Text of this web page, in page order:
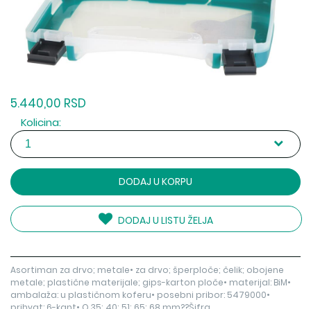
5.440,00 RSD
Kolicina:
DODAJ U KORPU
DODAJ U LISTU ŽELJA
Asortiman za drvo; metale• za drvo; šperploče; čelik; obojene
metale; plastične materijale; gips-karton ploče• materijal: BiM•
ambalaža: u plastičnom koferu• posebni pribor: 5479000•